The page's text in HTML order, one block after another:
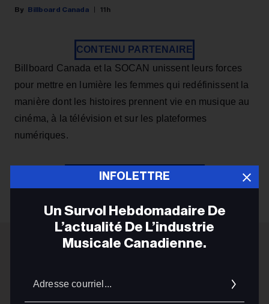
INFOLETTRE
Un Survol Hebdomadaire De
L’actualité De L’industrie
Musicale Canadienne.
Billboard Canada 11h
CONTENU PARTENAIRE
Billboard Canada et la SOCAN unissent leurs forces
pour mettre en lumière les femmes qui redéfinissent la
manière dont les histoires prennent vie en musique au
cinéma, à la télévision et sur les plateformes
numériques.
LIRE PLUS